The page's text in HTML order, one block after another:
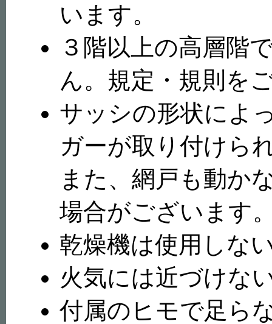
います。
３階以上の高層階
ん。規定・規則を
サッシの形状によ
ガーが取り付けら
また、網戸も動か
場合がございます
乾燥機は使用しな
火気には近づけな
付属のヒモで足ら